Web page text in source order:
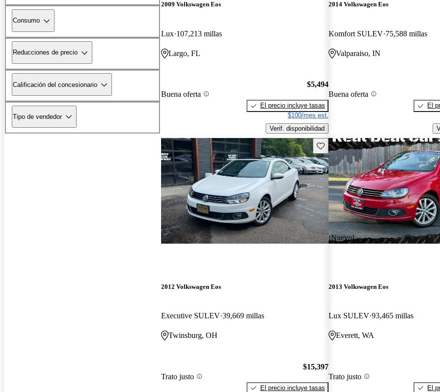
Consumo
Reducciones de precio
Calificación del concesionario
Tipo de vendedor
2009 Volkswagen Eos
Lux 107,213 millas
Largo, FL
Buena oferta
$5,494
El precio incluye tasas
$100/mes est.
Verif. disponibilidad
2014 Volkswagen Eos
Komfort SULEV 75,588 millas
Valparaiso, IN
Buena oferta
El
Guarda este Aviso
2012 Volkswagen Eos
Executive SULEV 39,669 millas
Twinsburg, OH
Trato justo
$15,397
El precio incluye tasas
¡Nuevo!
2013 Volkswagen Eos
Lux SULEV 93,465 millas
Everett, WA
Trato justo
El